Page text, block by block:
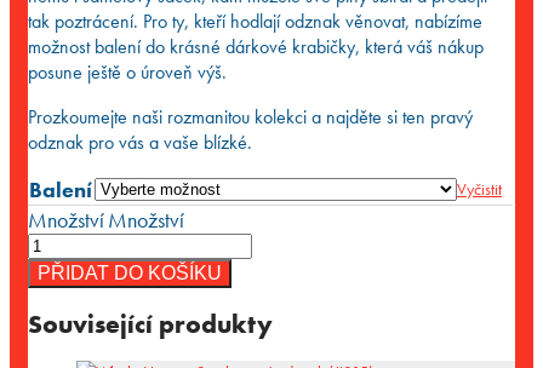
tak poztrácení. Pro ty, kteří hodlají odznak věnovat, nabízíme
možnost balení do krásné dárkové krabičky, která váš nákup
posune ještě o úroveň výš.
Prozkoumejte naši rozmanitou kolekci a najděte si ten pravý
odznak pro vás a vaše blízké.
Balení Vyčistit
MnožstvíMnožství
PŘIDAT DO KOŠÍKU
Související produkty